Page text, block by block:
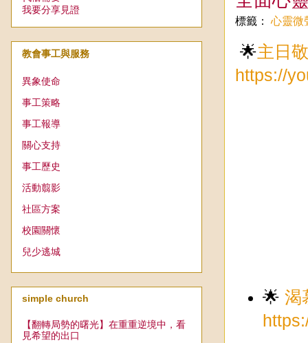
標籤： 心靈微
🌟主日
https://
🌟 渴
我要分享見證
教會事工與服務
異象使命
事工策略
事工報導
關心支持
事工歷史
活動翦影
社區方案
校園關懷
兒少逃城
simple church
【翻轉局勢的曙光】在重重逆境中，看
見希望的出口